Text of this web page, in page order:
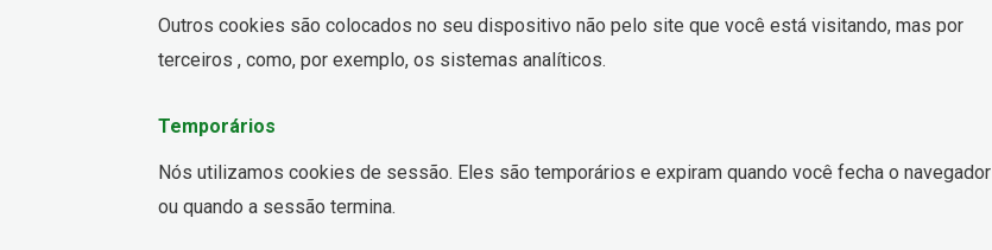
Outros cookies são colocados no seu dispositivo não pelo site que você está visitando, mas por
terceiros , como, por exemplo, os sistemas analíticos.
Temporários
Nós utilizamos cookies de sessão. Eles são temporários e expiram quando você fecha o navegador
ou quando a sessão termina.